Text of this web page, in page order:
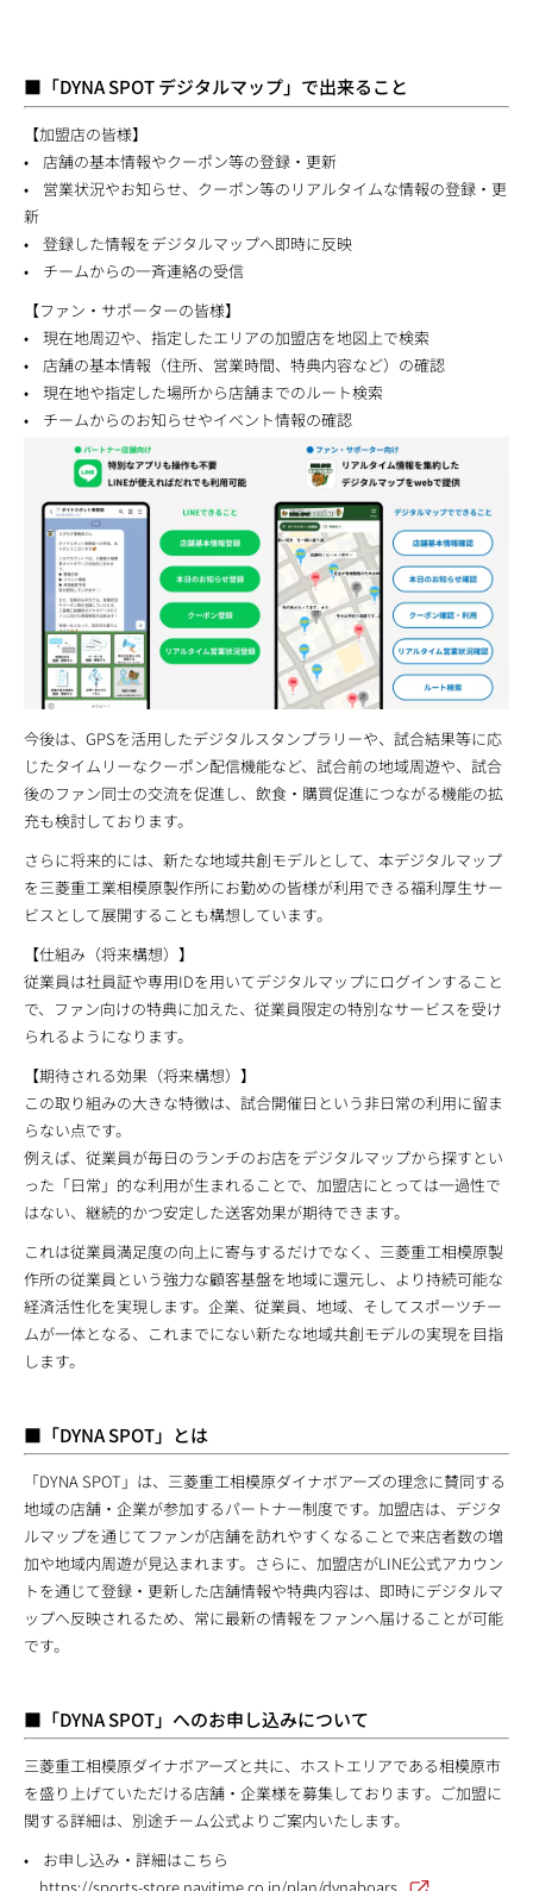
■「DYNA SPOT デジタルマップ」で出来ること
【加盟店の皆様】
• 店舗の基本情報やクーポン等の登録・更新
• 営業状況やお知らせ、クーポン等のリアルタイムな情報の登録・更
新
• 登録した情報をデジタルマップへ即時に反映
• チームからの一斉連絡の受信
【ファン・サポーターの皆様】
• 現在地周辺や、指定したエリアの加盟店を地図上で検索
• 店舗の基本情報（住所、営業時間、特典内容など）の確認
• 現在地や指定した場所から店舗までのルート検索
• チームからのお知らせやイベント情報の確認
今後は、GPSを活用したデジタルスタンプラリーや、試合結果等に応
じたタイムリーなクーポン配信機能など、試合前の地域周遊や、試合
後のファン同士の交流を促進し、飲食・購買促進につながる機能の拡
充も検討しております。
さらに将来的には、新たな地域共創モデルとして、本デジタルマップ
を三菱重工業相模原製作所にお勤めの皆様が利用できる福利厚生サー
ビスとして展開することも構想しています。
【仕組み（将来構想）】
従業員は社員証や専用IDを用いてデジタルマップにログインすること
で、ファン向けの特典に加えた、従業員限定の特別なサービスを受け
られるようになります。
【期待される効果（将来構想）】
この取り組みの大きな特徴は、試合開催日という非日常の利用に留ま
らない点です。
例えば、従業員が毎日のランチのお店をデジタルマップから探すとい
った「日常」的な利用が生まれることで、加盟店にとっては一過性で
はない、継続的かつ安定した送客効果が期待できます。
これは従業員満足度の向上に寄与するだけでなく、三菱重工相模原製
作所の従業員という強力な顧客基盤を地域に還元し、より持続可能な
経済活性化を実現します。企業、従業員、地域、そしてスポーツチー
ムが一体となる、これまでにない新たな地域共創モデルの実現を目指
します。
■「DYNA SPOT」とは
「DYNA SPOT」は、三菱重工相模原ダイナボアーズの理念に賛同する
地域の店舗・企業が参加するパートナー制度です。加盟店は、デジタ
ルマップを通じてファンが店舗を訪れやすくなることで来店者数の増
加や地域内周遊が見込まれます。さらに、加盟店がLINE公式アカウン
トを通じて登録・更新した店舗情報や特典内容は、即時にデジタルマ
ップへ反映されるため、常に最新の情報をファンへ届けることが可能
です。
■「DYNA SPOT」へのお申し込みについて
三菱重工相模原ダイナボアーズと共に、ホストエリアである相模原市
を盛り上げていただける店舗・企業様を募集しております。ご加盟に
関する詳細は、別途チーム公式よりご案内いたします。
• お申し込み・詳細はこちら